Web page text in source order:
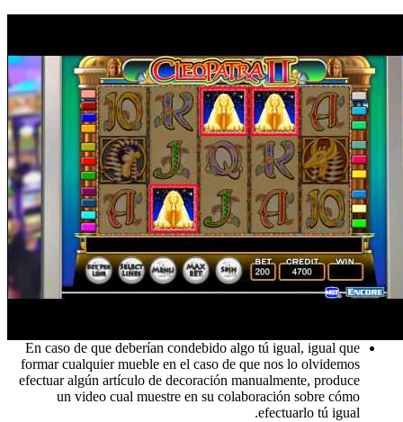
En caso de que deberían condebido algo tú igual, igual que
formar cualquier mueble en el caso de que nos lo olvidemos
efectuar algún artículo de decoración manualmente, produce
un video cual muestre en su colaboración sobre cómo
efectuarlo tú igual.